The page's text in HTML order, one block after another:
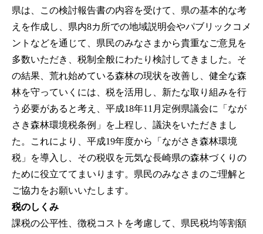
県は、この検討報告書の内容を受けて、県の基本的な考
えを作成し、県内8カ所での地域説明会やパブリックコメ
ントなどを通じて、県民のみなさまから貴重なご意見を
多数いただき、税制全般にわたり検討してきました。そ
の結果、荒れ始めている森林の現状を改善し、健全な森
林を守っていくには、税を活用し、新たな取り組みを行
う必要があると考え、平成18年11月定例県議会に「なが
さき森林環境税条例」を上程し、議決をいただきまし
た。これにより、平成19年度から「ながさき森林環境
税」を導入し、その税収を元気な長崎県の森林づくりの
ために役立ててまいります。県民のみなさまのご理解と
ご協力をお願いいたします。
税のしくみ
課税の公平性、徴税コストを考慮して、県民税均等割額